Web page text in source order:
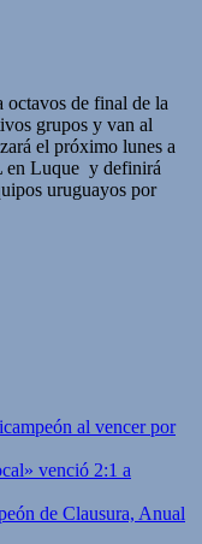
de final de la
grupos y van al
el próximo lunes a
en Luque y definirá
uruguayos por
al vencer por
venció 2:1 a
de Clausura, Anual